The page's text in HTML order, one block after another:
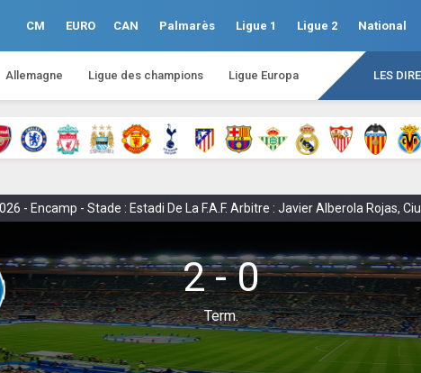
CM EURO CAN Palmarès Ligue 1 Ligue 2 National
Allemagne Ligue des champions Ligue Europa LES
- Encamp - Stade : Estadi De La F.A.F. Arbitre : Javier Alberola Rojas,
2 - 0
Term.